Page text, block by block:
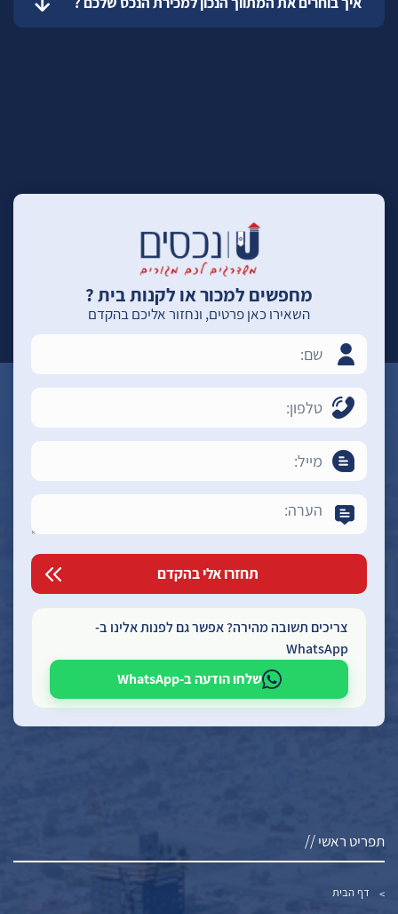
מחפשים למכור או לקנות בית ?
השאירו כאן פרטים, ונחזור אליכם בהקדם
צריכים תשובה מהירה? אפשר גם לפנות אלינו ב-
WhatsApp
שלחו הודעה ב-WhatsApp
תפריט ראשי //
דף הבית